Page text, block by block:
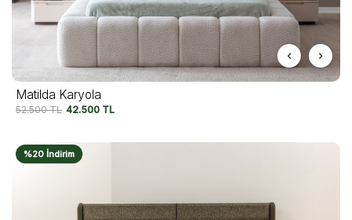
Matilda Karyola
52.500TL 42.500 TL
%20 İndirim